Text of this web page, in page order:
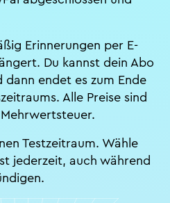
Erinnerungen per E-
Du kannst dein Abo
dann endet es zum Ende
Alle Preise sind
Testzeitraum. Wähle
jederzeit, auch während